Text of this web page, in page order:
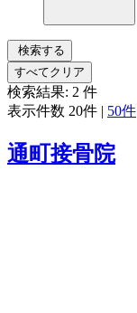
検索する
すべてクリア
検索結果: 2 件
表示件数 20件 | 50件
通町接骨院